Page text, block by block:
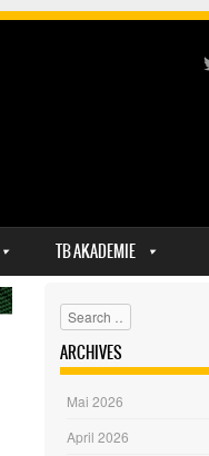
TB AKADEMIE
Search
ARCHIVES
Mai 2026
April 2026